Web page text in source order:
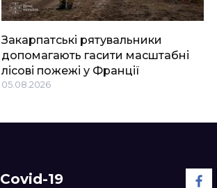
Закарпатські рятувальники
допомагають гасити масштабні
лісові пожежі у Франції
05.08.2026
Covid-19